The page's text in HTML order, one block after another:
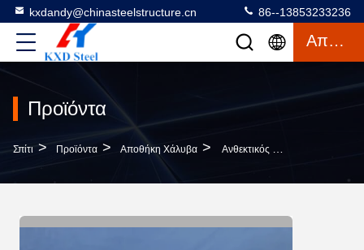
kxdandy@chinasteelstructure.cn 86--13853233236
Απόσπασμα
Προϊόντα
Σπίτι > Προϊόντα > Αποθήκη Χάλυβα > Ανθεκτικός Βαρύς Προκατασκευασμένος Ξενοδοχειακός Σταθμός Παραγωγής Ηλεκτρικής Ενέργειας